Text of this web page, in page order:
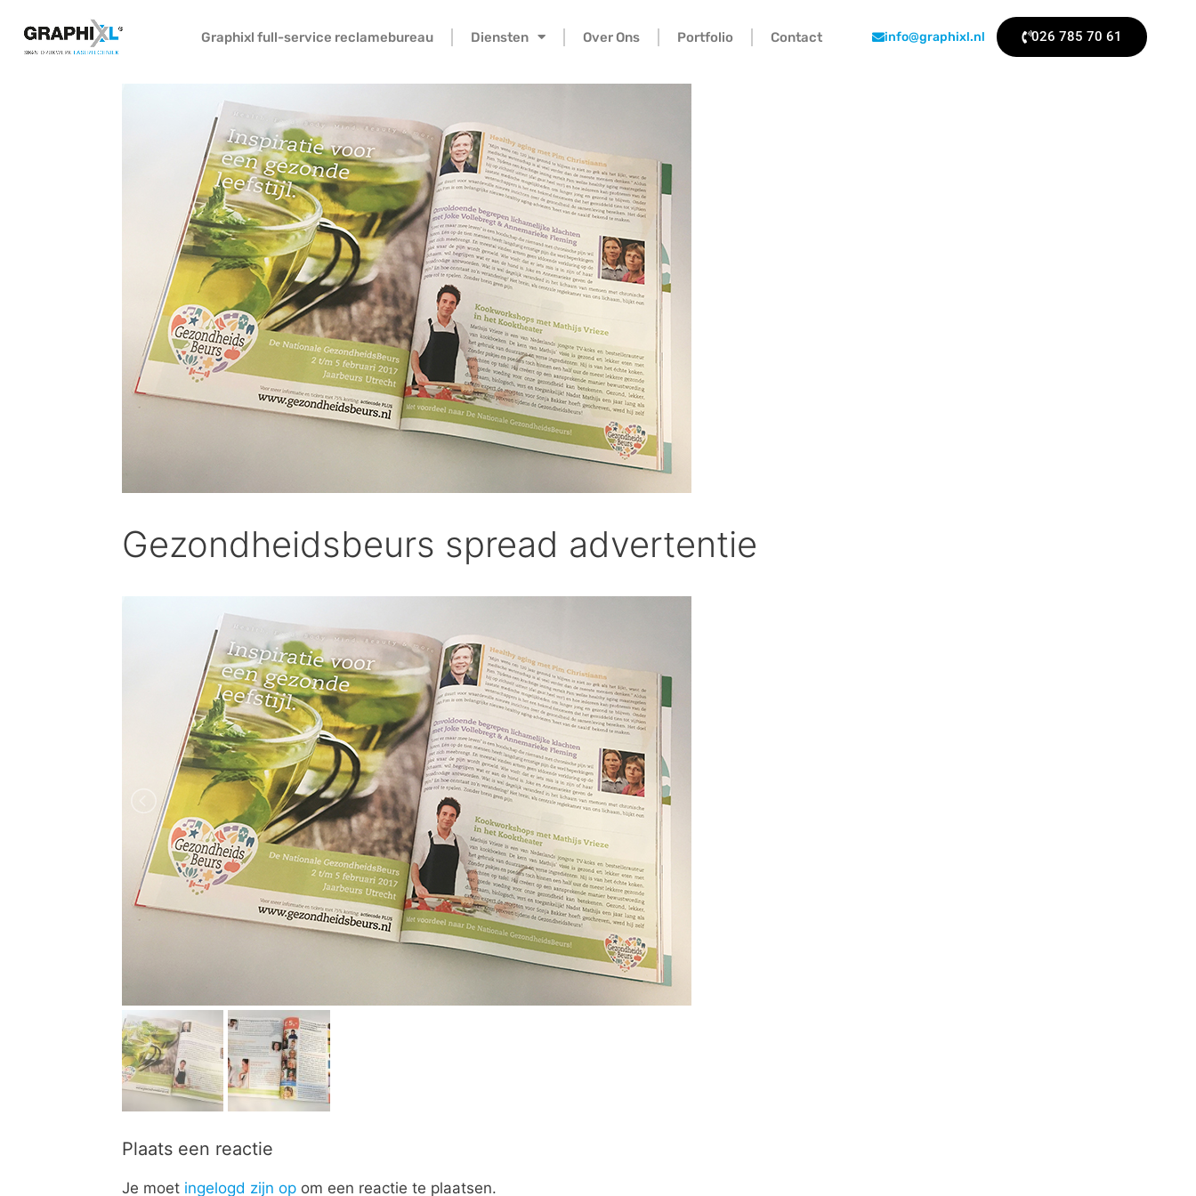
Graphixl full-service reclamebureau Diensten Over Ons Portfolio Contact info@graphixl.nl 026 785 70 61
Gezondheidsbeurs spread advertentie
Plaats een reactie
Je moet ingelogd zijn op om een reactie te plaatsen.